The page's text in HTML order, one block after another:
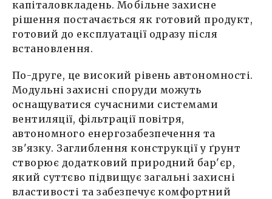
капіталовкладень. Мобільне захисне
рішення постачається як готовий продукт,
готовий до експлуатації одразу після
встановлення.
По-друге, це високий рівень автономності.
Модульні захисні споруди можуть
оснащуватися сучасними системами
вентиляції, фільтрації повітря,
автономного енергозабезпечення та
зв'язку. Заглиблення конструкції у ґрунт
створює додатковий природний бар'єр,
який суттєво підвищує загальні захисні
властивості та забезпечує комфортний